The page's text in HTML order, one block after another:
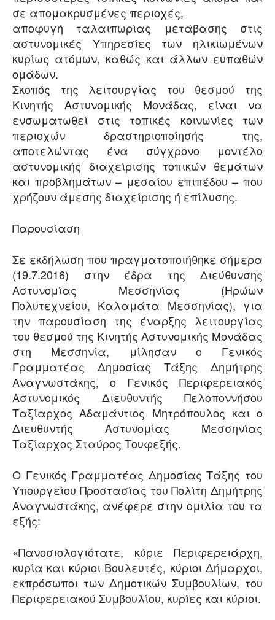
σε απομακρυσμένες περιοχές,
αποφυγή ταλαιπωρίας μετάβασης στις
αστυνομικές Υπηρεσίες των ηλικιωμένων
κυρίως ατόμων, καθώς και άλλων ευπαθών
ομάδων.
Σκοπός της λειτουργίας του θεσμού της
Κινητής Αστυνομικής Μονάδας, είναι να
ενσωματωθεί στις τοπικές κοινωνίες των
περιοχών δραστηριοποίησής της,
αποτελώντας ένα σύγχρονο μοντέλο
αστυνομικής διαχείρισης τοπικών θεμάτων
και προβλημάτων – μεσαίου επιπέδου – που
χρήζουν άμεσης διαχείρισης ή επίλυσης.
Παρουσίαση
Σε εκδήλωση που πραγματοποιήθηκε σήμερα
(19.7.2016) στην έδρα της Διεύθυνσης
Αστυνομίας Μεσσηνίας (Ηρώων
Πολυτεχνείου, Καλαμάτα Μεσσηνίας), για
την παρουσίαση της έναρξης λειτουργίας
του θεσμού της Κινητής Αστυνομικής Μονάδας
στη Μεσσηνία, μίλησαν ο Γενικός
Γραμματέας Δημοσίας Τάξης Δημήτρης
Αναγνωστάκης, ο Γενικός Περιφερειακός
Αστυνομικός Διευθυντής Πελοποννήσου
Ταξίαρχος Αδαμάντιος Μητρόπουλος και ο
Διευθυντής Αστυνομίας Μεσσηνίας
Ταξίαρχος Σταύρος Τουφεξής.
Ο Γενικός Γραμματέας Δημοσίας Τάξης του
Υπουργείου Προστασίας του Πολίτη Δημήτρης
Αναγνωστάκης, ανέφερε στην ομιλία του τα
εξής:
«Πανοσιολογιότατε, κύριε Περιφερειάρχη,
κυρία και κύριοι Βουλευτές, κύριοι Δήμαρχοι,
εκπρόσωποι των Δημοτικών Συμβουλίων, του
Περιφερειακού Συμβουλίου, κυρίες και κύριοι.